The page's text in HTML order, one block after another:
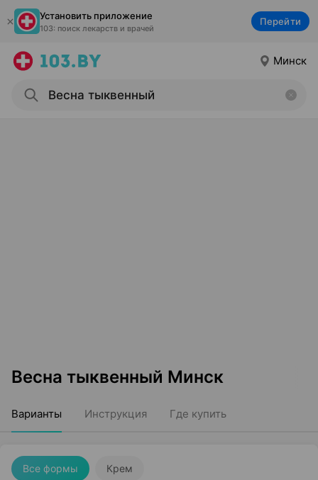
Установить приложение
103: поиск лекарств и врачей
Перейти
Минск
Весна тыквенный Минск
Варианты Инструкция Где купить
Все формы Крем